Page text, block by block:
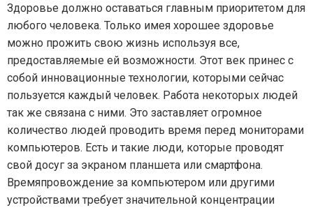
Здоровье должно оставаться главным приоритетом для
любого человека. Только имея хорошее здоровье
можно прожить свою жизнь используя все,
предоставляемые ей возможности. Этот век принес с
собой инновационные технологии, которыми сейчас
пользуется каждый человек. Работа некоторых людей
так же связана с ними. Это заставляет огромное
количество людей проводить время перед мониторами
компьютеров. Есть и такие люди, которые проводят
свой досуг за экраном планшета или смартфона.
Времяпровождение за компьютером или другими
устройствами требует значительной концентрации